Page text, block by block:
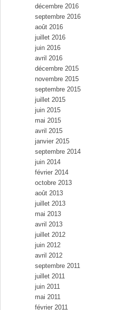
décembre 2016
septembre 2016
août 2016
juillet 2016
juin 2016
avril 2016
décembre 2015
novembre 2015
septembre 2015
juillet 2015
juin 2015
mai 2015
avril 2015
janvier 2015
septembre 2014
juin 2014
février 2014
octobre 2013
août 2013
juillet 2013
mai 2013
avril 2013
juillet 2012
juin 2012
avril 2012
septembre 2011
juillet 2011
juin 2011
mai 2011
février 2011